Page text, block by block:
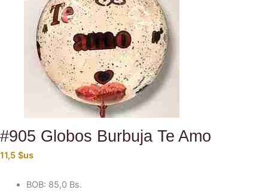
#905 Globos Burbuja Te Amo
11,5 $us
BOB: 85,0 Bs.